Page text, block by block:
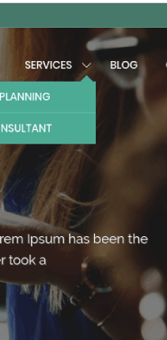
Last updated
Active installations
PHP version
Theme homepage